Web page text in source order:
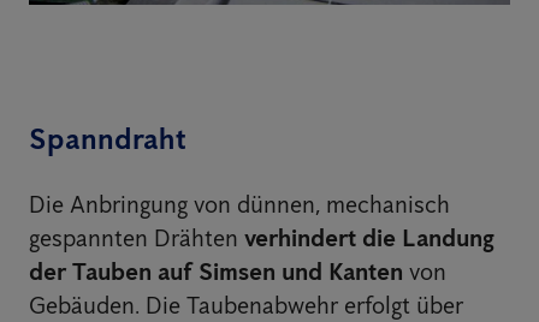
Spanndraht
Die Anbringung von dünnen, mechanisch
gespannten Drähten verhindert die Landung
der Tauben auf Simsen und Kanten von
Gebäuden. Die Taubenabwehr erfolgt über